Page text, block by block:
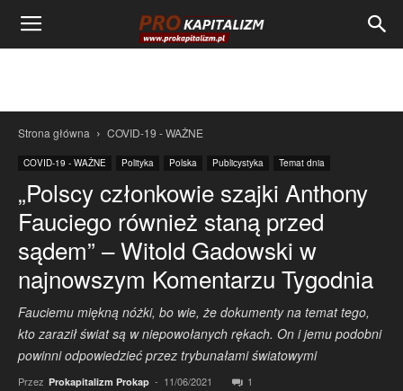
Strona główna COVID-19 - WAŻNE
COVID-19 - WAŻNE Polityka Polska Publicystyka Temat dnia
„Polscy członkowie szajki Anthony
Fauciego również staną przed
sądem” – Witold Gadowski w
najnowszym Komentarzu Tygodnia
Fauciemu miękną nóżki, bo wie, że dokumenty na temat tego,
kto zaraził świat są w niepowołanych rękach. On i jemu podobni
powinni odpowiedzieć przez trybunałami światowymi
Przez Prokapitalizm Prokap - 11/06/2021 1